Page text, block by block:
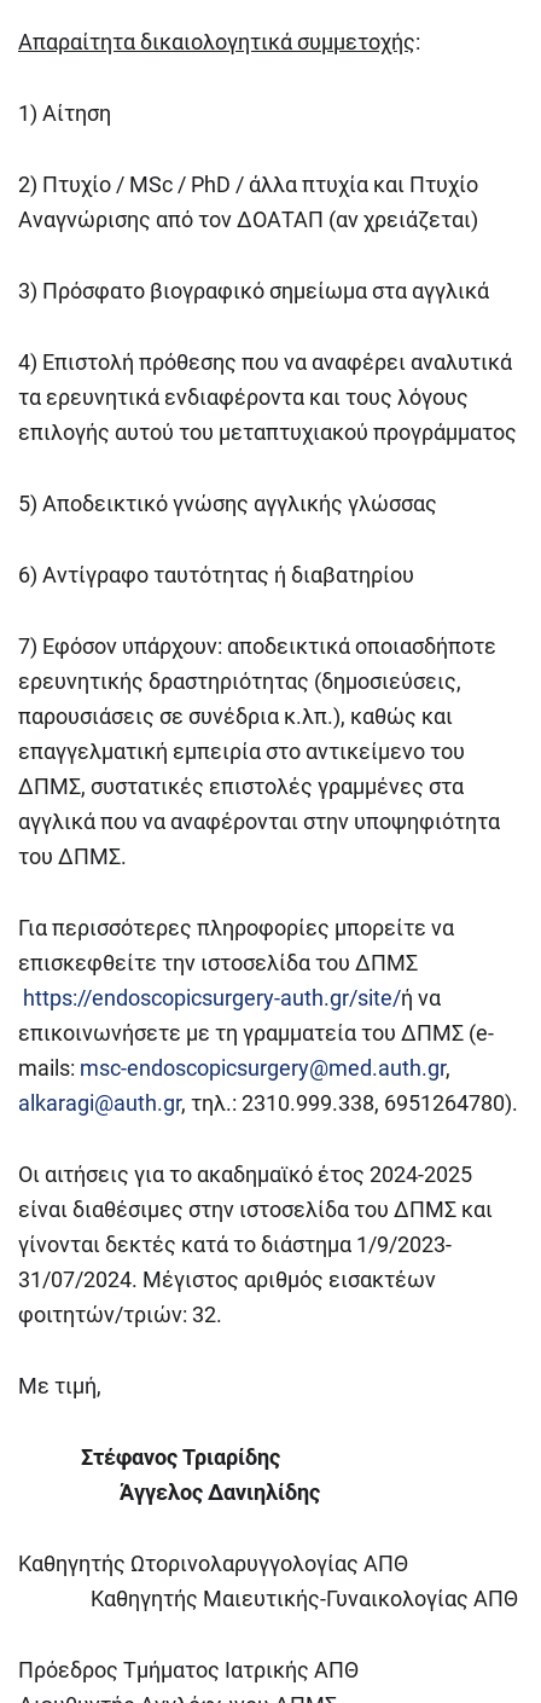
Απαραίτητα δικαιολογητικά συμμετοχής:
1) Αίτηση
2) Πτυχίο / MSc / PhD / άλλα πτυχία και Πτυχίο
Αναγνώρισης από τον ΔΟΑΤΑΠ (αν χρειάζεται)
3) Πρόσφατο βιογραφικό σημείωμα στα αγγλικά
4) Επιστολή πρόθεσης που να αναφέρει αναλυτικά
τα ερευνητικά ενδιαφέροντα και τους λόγους
επιλογής αυτού του μεταπτυχιακού προγράμματος
5) Αποδεικτικό γνώσης αγγλικής γλώσσας
6) Αντίγραφο ταυτότητας ή διαβατηρίου
7) Εφόσον υπάρχουν: αποδεικτικά οποιασδήποτε
ερευνητικής δραστηριότητας (δημοσιεύσεις,
παρουσιάσεις σε συνέδρια κ.λπ.), καθώς και
επαγγελματική εμπειρία στο αντικείμενο του
ΔΠΜΣ, συστατικές επιστολές γραμμένες στα
αγγλικά που να αναφέρονται στην υποψηφιότητα
του ΔΠΜΣ.
Για περισσότερες πληροφορίες μπορείτε να
επισκεφθείτε την ιστοσελίδα του ΔΠΜΣ
https://endoscopicsurgery-auth.gr/site/ή να
επικοινωνήσετε με τη γραμματεία του ΔΠΜΣ (e-
mails: msc-endoscopicsurgery@med.auth.gr,
alkaragi@auth.gr, τηλ.: 2310.999.338, 6951264780).
Οι αιτήσεις για το ακαδημαϊκό έτος 2024-2025
είναι διαθέσιμες στην ιστοσελίδα του ΔΠΜΣ και
γίνονται δεκτές κατά το διάστημα 1/9/2023-
31/07/2024. Μέγιστος αριθμός εισακτέων
φοιτητών/τριών: 32.
Με τιμή,
Στέφανος Τριαρίδης
Άγγελος Δανιηλίδης
Καθηγητής Ωτορινολαρυγγολογίας ΑΠΘ
Καθηγητής Μαιευτικής-Γυναικολογίας ΑΠΘ
Πρόεδρος Τμήματος Ιατρικής ΑΠΘ